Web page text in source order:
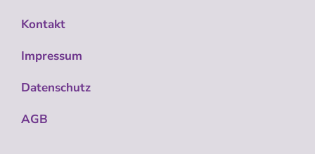
Kontakt
Impressum
Datenschutz
AGB